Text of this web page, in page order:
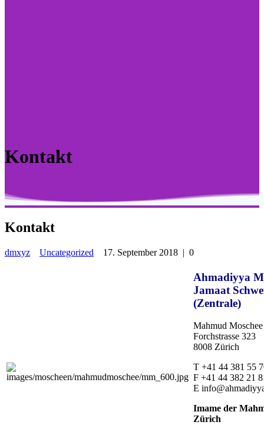
Kontakt
Kontakt
dmxyz Uncategorized 17. September 2018 | 0
Ahmadiyya
Jamaat
(Zentrale)
Mahmud Moschee
Forchstrasse 323
8008 Zürich
T +41 44 381 55
F +41 44 382 21
E
Imame der
Zürich